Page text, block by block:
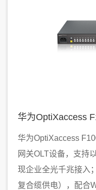
华为OptiXaccess
华为OptiXaccess
网关OLT设备，支持
现企业全光千兆接入
复合缆供电），配合